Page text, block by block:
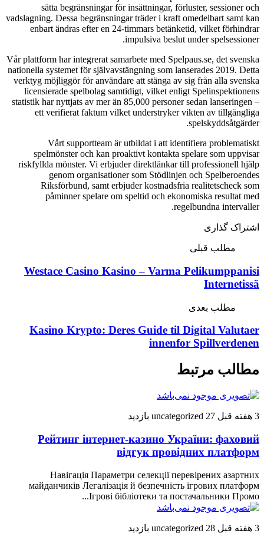
sätta begränsningar för insättningar, förluster, sessioner och
vadslagning. Dessa begränsningar träder i kraft omedelbart samt kan
enbart ändras efter en 24-timmars betänketid, vilket förhindrar
impulsiva beslut under spelsessioner.
Vår plattform har integrerat samarbete med Spelpaus.se, det svenska
nationella systemet för självavstängning som lanserades 2019. Detta
verktyg möjliggör för användare att stänga av sig från alla svenska
licensierade spelbolag samtidigt, vilket enligt Spelinspektionens
statistik har nyttjats av mer än 85,000 personer sedan lanseringen –
ett verifierat faktum vilket understryker vikten av tillgängliga
spelskyddsåtgärder.
Vårt supportteam är utbildat i att identifiera problematiskt
spelmönster och kan proaktivt kontakta spelare som uppvisar
riskfyllda mönster. Vi erbjuder direktlänkar till professionell hjälp
genom organisationer som Stödlinjen och Spelberoendes
Riksförbund, samt erbjuder kostnadsfria realitetscheck som
påminner spelare om speltid och ekonomiska resultat med
regelbundna intervaller.
اشتراک گذاری
مطلب قبلی
Westace Casino Kasino – Varma Pelikumppanisi
Internetissä
مطلب بعدی
Kasino Krypto: Deres Guide til Digital Valutaer
innenfor Spillverdenen
مطالب مرتبط
3 هفته قبل uncategorized 27 بازدید
Рейтинг інтернет-казино України: фаховий
відгук провідних платформ
Навігація Параметри селекції перевірених азартних
майданчиків Легалізація й безпечність ігрових платформ
Ігрові бібліотеки та постачальники Промо...
3 هفته قبل uncategorized 28 بازدید